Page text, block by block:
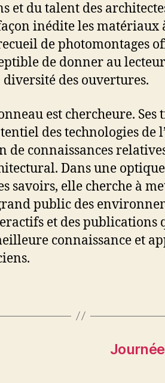
et du talent des
inédite les matériaux
de photomontages
de donner au
diversité des ouvertures.
est chercheure. Ses
des technologies de
de connaissances
Dans une
savoirs, elle cherche à
public des
et des publications
connaissance et